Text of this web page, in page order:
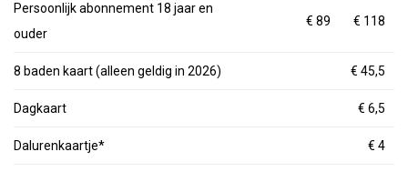
JULI POOLPARTY
VERENIGING OPSLAG LEIMUIDEN
WINTER 2021
Persoonlijk abonnement 18 jaar en
ouder
€ 89 € 118
8 baden kaart (alleen geldig in 2026) € 45,5
Dagkaart € 6,5
Dalurenkaartje* € 4